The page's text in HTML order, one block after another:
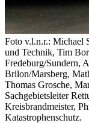
Foto v.l.n.r.: Michael
und Technik, Tim
Fredeburg/Sundern,
Brilon/Marsberg,
Thomas Grosche,
Sachgebietsleiter
Kreisbrandmeister,
Katastrophenschutz.